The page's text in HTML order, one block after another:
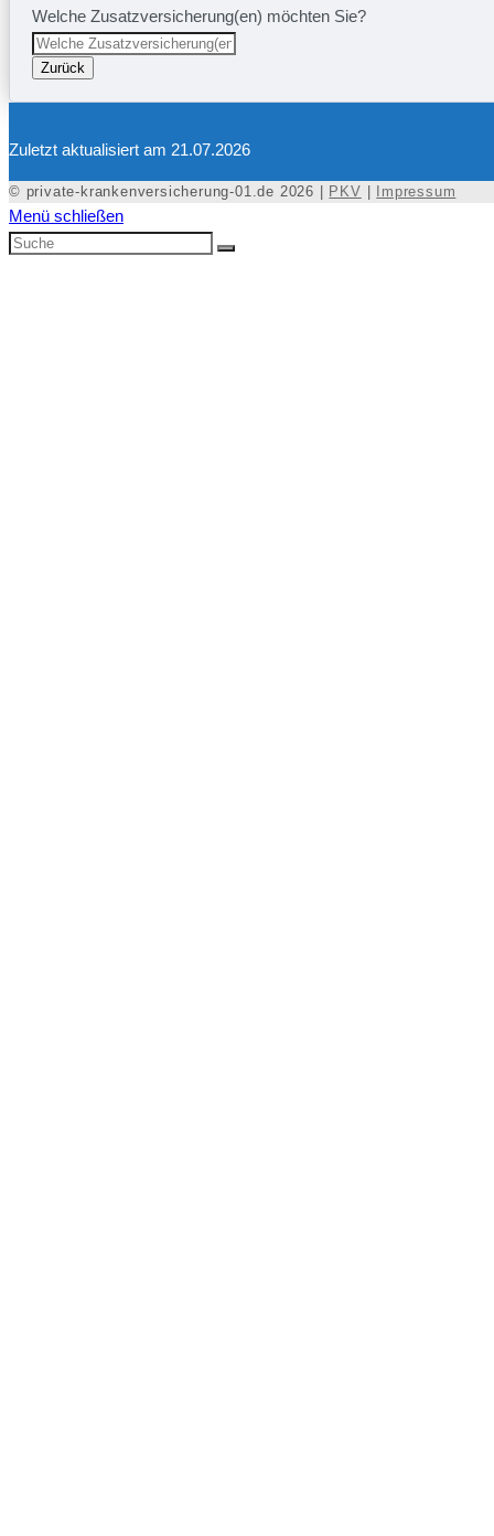
Welche Zusatzversicherung(en) möchten Sie?
Zurück
Zuletzt aktualisiert am 21.07.2026
© private-krankenversicherung-01.de 2026 | PKV Impressum
Menü schließen